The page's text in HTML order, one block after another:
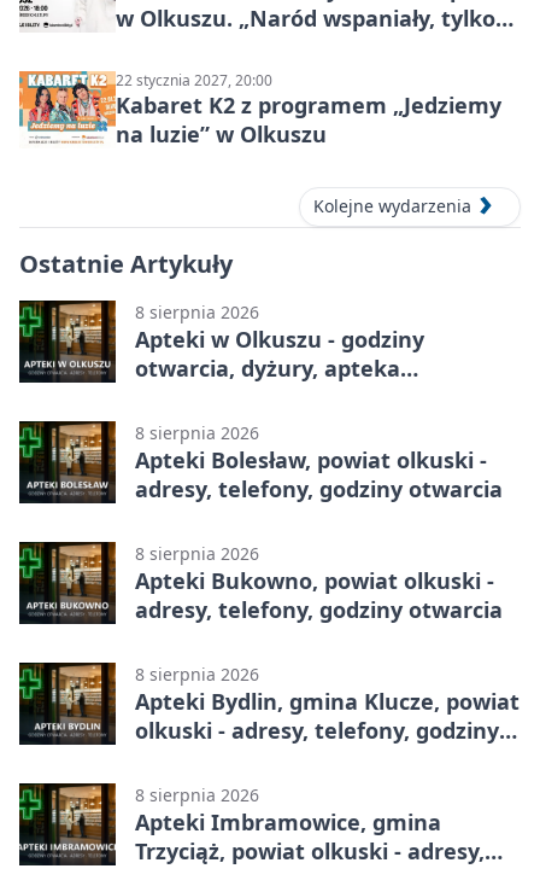
w Olkuszu. „Naród wspaniały, tylko
22 stycznia 2027, 20:00
Kabaret K2 z programem „Jedziemy
na luzie” w Olkuszu
Kolejne wydarzenia
Ostatnie Artykuły
8 sierpnia 2026
Apteki w Olkuszu - godziny
otwarcia, dyżury, apteka
8 sierpnia 2026
Apteki Bolesław, powiat olkuski -
adresy, telefony, godziny otwarcia
8 sierpnia 2026
Apteki Bukowno, powiat olkuski -
adresy, telefony, godziny otwarcia
8 sierpnia 2026
Apteki Bydlin, gmina Klucze, powiat
olkuski - adresy, telefony, godziny
8 sierpnia 2026
Apteki Imbramowice, gmina
Trzyciąż, powiat olkuski - adresy,